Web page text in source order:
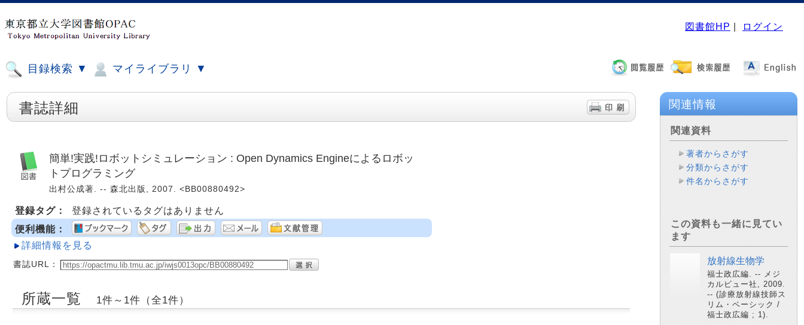
図書館HP ログイン
目録検索 ▼ マイライブラリ ▼
書誌詳細
簡単!実践!ロボットシミュレーション : Open Dynamics Engineによるロボッ
トプログラミング
出村公成著. -- 森北出版, 2007. <BB00880492>
登録タグ：
登録されているタグはありません
便利機能：
詳細情報を見る
書誌URL：
所蔵一覧 1件～1件（全1件）
関連情報
関連資料
著者からさがす
分類からさがす
件名からさがす
この資料も一緒に見てい
ます
放射線生物学
福士政広編. -- メジ
カルビュー社, 2009.
-- (診療放射線技師ス
リム・ベーシック /
福士政広編 ; 1).